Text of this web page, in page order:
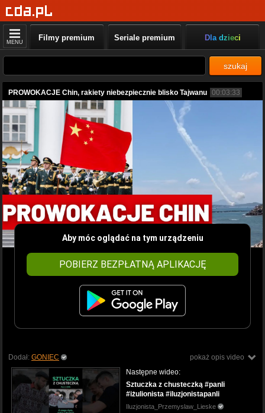
MENU Filmy premium Seriale premium Dla dzieci
szukaj
PROWOKACJE Chin, rakiety niebezpiecznie blisko Tajwanu 00:03:33
Aby móc oglądać na tym urządzeniu
POBIERZ BEZPŁATNĄ APLIKACJĘ
pokaż opis video
Dodał: GONIEC
Następne wideo:
Sztuczka z chusteczką #panli
#iżulionista #iluzjonistapanli
Iluzjonista_Przemyslaw_Lieske